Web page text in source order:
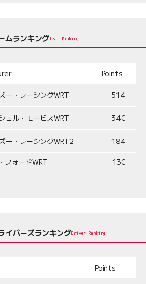
ムランキングTeam Ranking
Points
ー・レーシングWRT 514
ェル・モービスWRT 340
ー・レーシングWRT2 184
フォードWRT 130
イバーズランキングDriver Ranking
Points